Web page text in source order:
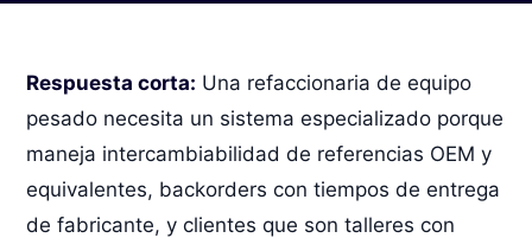
Respuesta corta: Una refaccionaria de equipo
pesado necesita un sistema especializado porque
maneja intercambiabilidad de referencias OEM y
equivalentes, backorders con tiempos de entrega
de fabricante, y clientes que son talleres con